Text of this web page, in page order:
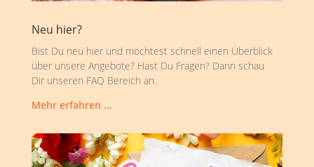
Neu hier?
Bist Du neu hier und möchtest schnell einen Überblick
über unsere Angebote? Hast Du Fragen? Dann schau
Dir unseren FAQ Bereich an.
Mehr erfahren …